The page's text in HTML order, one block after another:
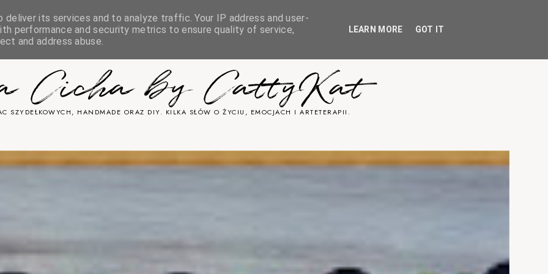
COOKIES
Cicha by CattyKat
SZYDEŁKOWYCH, HANDMADE ORAZ DIY. KILKA SŁÓW O ŻYCIU, EMOCJACH I ARTETERAPII.
its services and to analyze traffic. Your IP address and user-
performance and security metrics to ensure quality of service,
and address abuse.
LEARN MORE GOT IT